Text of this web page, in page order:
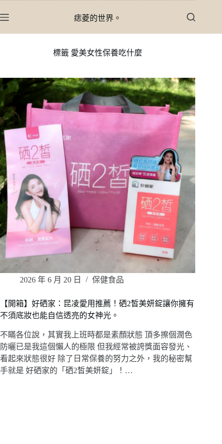
至
痣菱的世界。
標籤 愛美女性保養吃什麼
2026 年 6 月 20 日 保健食品
【開箱】好硒家：昆凌愛用推薦！硒2皙美妍錠讓你擁有
不須底妝也能自信透亮的女神光。
不瞞各位說，其實我上班時都是素顏狀態 頂多擦個潤色
防曬已是我這個懶人的極限 但我經常被誇獎面容發光、
看起來狀態很好 除了日常保養的努力之外，我的秘密幫
手就是 好硒家的「硒2皙美妍錠」！…